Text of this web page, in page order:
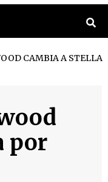
CAMBIA A STELLA
por